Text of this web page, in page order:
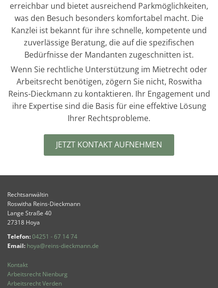
erreichbar und bietet ausreichend Parkmöglichkeiten,
was den Besuch besonders komfortabel macht. Die
Kanzlei ist bekannt für ihre schnelle, kompetente und
zuverlässige Beratung, die auf die spezifischen
Bedürfnisse der Mandanten zugeschnitten ist.
Wenn Sie rechtliche Unterstützung im Mietrecht oder
Arbeitsrecht benötigen, zögern Sie nicht, Roswitha
Reins-Dieckmann zu kontaktieren. Ihr Engagement und
ihre Expertise sind die Basis für eine effektive Lösung
Ihrer Rechtsprobleme.
JETZT KONTAKT AUFNEHMEN
Rechtsanwältin
Roswitha Reins-Dieckmann
Lange Straße 40
27318 Hoya
Telefon:04251 - 67 14 74
Email: hoya@reins-dieckmann.de
Kontakt
Arbeitsrecht Nienburg
Arbeitsrecht Verden